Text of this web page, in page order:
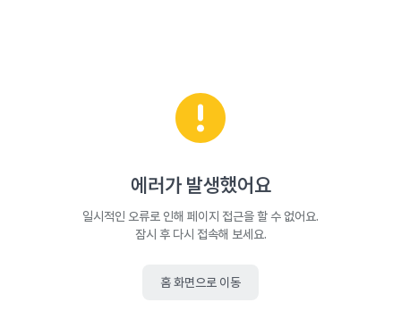
에러가 발생했어요
일시적인 오류로 인해 페이지 접근을 할 수 없어요.
잠시 후 다시 접속해 보세요.
홈 화면으로 이동